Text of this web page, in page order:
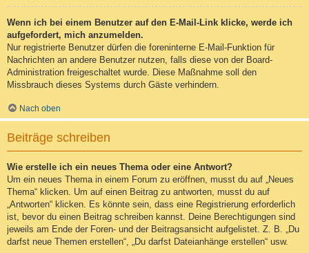
Wenn ich bei einem Benutzer auf den E-Mail-Link klicke, werde ich
aufgefordert, mich anzumelden.
Nur registrierte Benutzer dürfen die foreninterne E-Mail-Funktion für
Nachrichten an andere Benutzer nutzen, falls diese von der Board-
Administration freigeschaltet wurde. Diese Maßnahme soll den
Missbrauch dieses Systems durch Gäste verhindern.
Nach oben
Beiträge schreiben
Wie erstelle ich ein neues Thema oder eine Antwort?
Um ein neues Thema in einem Forum zu eröffnen, musst du auf „Neues
Thema“ klicken. Um auf einen Beitrag zu antworten, musst du auf
„Antworten“ klicken. Es könnte sein, dass eine Registrierung erforderlich
ist, bevor du einen Beitrag schreiben kannst. Deine Berechtigungen sind
jeweils am Ende der Foren- und der Beitragsansicht aufgelistet. Z. B. „Du
darfst neue Themen erstellen“, „Du darfst Dateianhänge erstellen“ usw.